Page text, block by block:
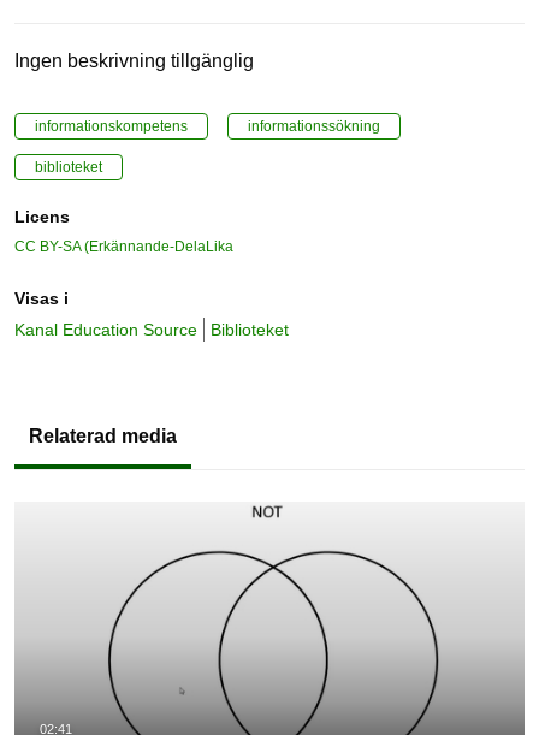
Ingen beskrivning tillgänglig
informationskompetens informationssökning
biblioteket
Licens
CC BY-SA (Erkännande-DelaLika
Visas i
Kanal Education Source
Biblioteket
Relaterad media